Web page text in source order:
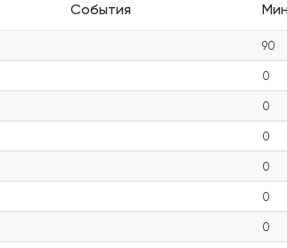
События
90
0
0
0
0
0
0